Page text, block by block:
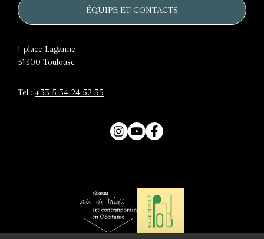
ÉQUIPE ET CONTACTS
1 place Laganne
31300 Toulouse
Tel : +33 5 34 24 52 35
Instagram
YouTubeFacebook